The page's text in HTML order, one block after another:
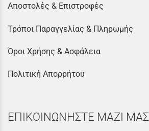
Αποστολές & Επιστροφές
Τρόποι Παραγγελίας & Πληρωμής
Όροι Χρήσης & Ασφάλεια
Πολιτική Απορρήτου
ΕΠΙΚΟΙΝΩΝΗΣΤΕ ΜΑΖΙ ΜΑΣ